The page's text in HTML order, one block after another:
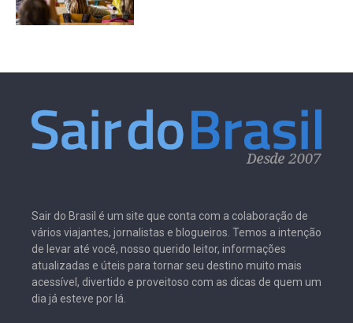
Sair do Brasil é um site que conta com a colaboração de
vários viajantes, jornalistas e blogueiros. Temos a intenção
de levar até você, nosso querido leitor, informações
atualizadas e úteis para tornar seu destino muito mais
acessível, divertido e proveitoso com as dicas de quem um
dia já esteve por lá.